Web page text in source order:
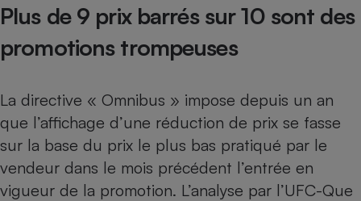
Plus de 9 prix barrés sur 10 sont des
promotions trompeuses
La directive « Omnibus » impose depuis un an
que l’affichage d’une réduction de prix se fasse
sur la base du prix le plus bas pratiqué par le
vendeur dans le mois précédent l’entrée en
vigueur de la promotion. L’analyse par l’UFC-Que
Plaque de cuisson à
induction
Téléphone mobile -
Smartphone